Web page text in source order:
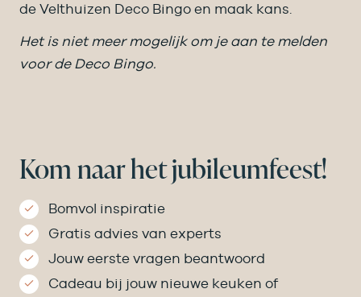
de Velthuizen Deco Bingo en maak kans.
Het is niet meer mogelijk om je aan te melden
voor de Deco Bingo.
Kom naar het jubileumfeest!
Bomvol inspiratie
Gratis advies van experts
Jouw eerste vragen beantwoord
Cadeau bij jouw nieuwe keuken of